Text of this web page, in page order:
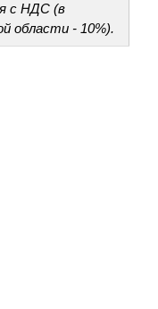
с НДС (в
области - 10%).